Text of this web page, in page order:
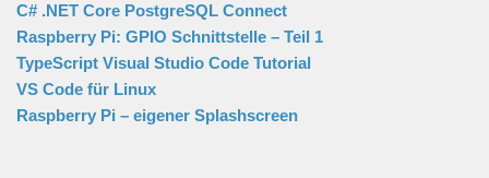
C# .NET Core PostgreSQL Connect
Raspberry Pi: GPIO Schnittstelle – Teil 1
TypeScript Visual Studio Code Tutorial
VS Code für Linux
Raspberry Pi – eigener Splashscreen